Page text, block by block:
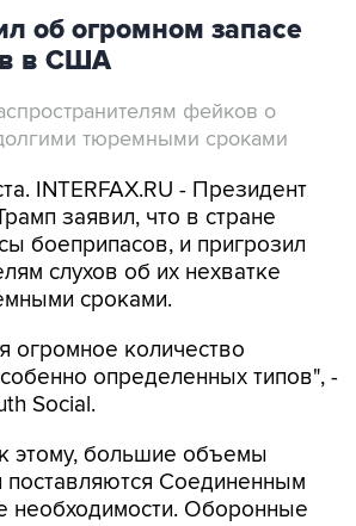
об огромном запасе
в США
фейков о
тюремными сроками
INTERFAX.RU - Президент
заявил, что в стране
боеприпасов, и пригрозил
слухов об их нехватке
сроками.
количество
определенных типов", -
Social.
этому, большие объемы
поставляются Соединенным
необходимости. Оборонные